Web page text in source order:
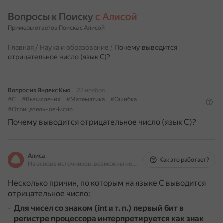
Вопросы к Поиску с Алисой
Примеры ответов Поиска с Алисой
Главная / Наука и образование / Почему выводится
отрицательное число (язык C)?
Вопрос из Яндекс Кью
22 ноября
#C
#Вычисления #Математика
#Ошибка
#ОтрицательноеЧисло
Почему выводится отрицательное число (язык C)?
Алиса
На основе источников, возможны неточности
Как это работает?
Несколько причин, по которым на языке C выводится
отрицательное число:
Для чисел со знаком (int и т. п.) первый бит в
регистре процессора интерпретируется как знак